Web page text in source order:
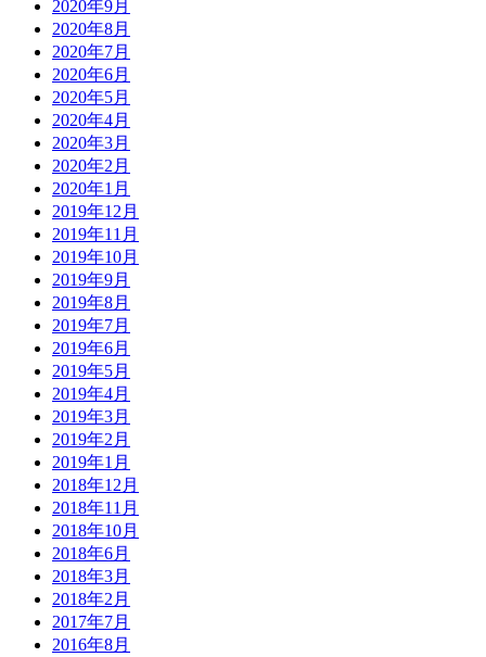
2020年9月
2020年8月
2020年7月
2020年6月
2020年5月
2020年4月
2020年3月
2020年2月
2020年1月
2019年12月
2019年11月
2019年10月
2019年9月
2019年8月
2019年7月
2019年6月
2019年5月
2019年4月
2019年3月
2019年2月
2019年1月
2018年12月
2018年11月
2018年10月
2018年6月
2018年3月
2018年2月
2017年7月
2016年8月